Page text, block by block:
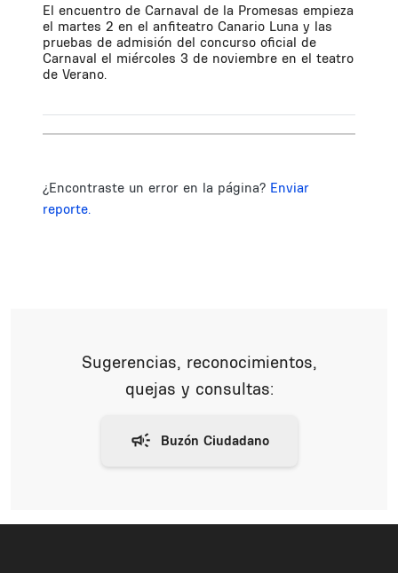
El encuentro de Carnaval de la Promesas empieza
el martes 2 en el anfiteatro Canario Luna y las
pruebas de admisión del concurso oficial de
Carnaval el miércoles 3 de noviembre en el teatro
de Verano.
¿Encontraste un error en la página? Enviar
reporte.
Sugerencias, reconocimientos,
quejas y consultas: